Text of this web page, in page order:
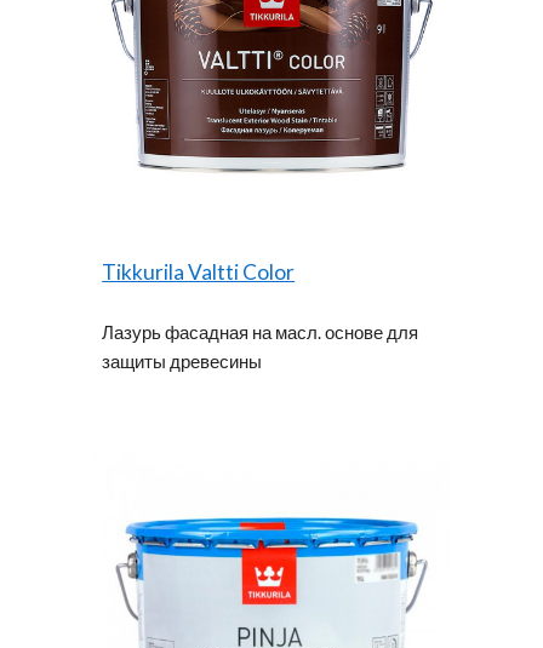
Tikkurila Valtti Color
Лазурь фасадная на масл. основе для
защиты древесины